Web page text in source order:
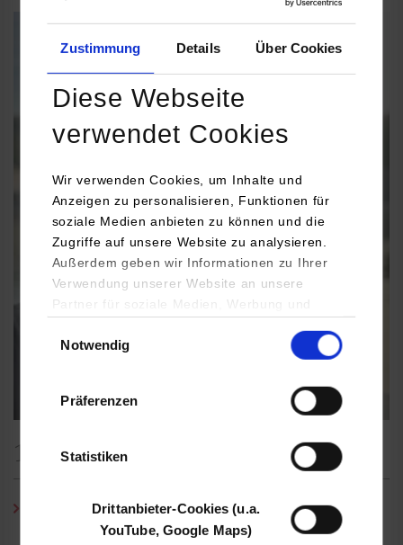
Zustimmung Details Über Cookies
Diese Webseite
verwendet Cookies
Wir verwenden Cookies, um Inhalte und
Anzeigen zu personalisieren, Funktionen für
soziale Medien anbieten zu können und die
Zugriffe auf unsere Website zu analysieren.
Außerdem geben wir Informationen zu Ihrer
Verwendung unserer Website an unsere
Partner für soziale Medien, Werbung und
YouTube, Google Maps) führen diese
Daten zusammen, die Sie ihnen bereitgestellt
haben oder die sie im Rahmen Ihrer Nutzung
Notwendig
Präferenzen
Statistiken
Drittanbieter-Cookies (u.a.
YouTube, Google Maps)
Show larger version for:
1. Preis | Sara Zumhasch
Zumhasch, Sara:„The effects of self-disclosure in modern board
games among colleagues“